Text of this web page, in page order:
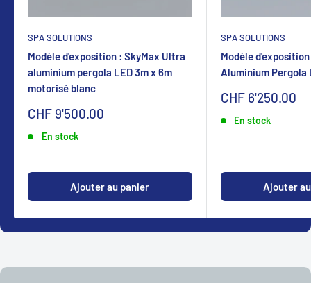
SPA SOLUTIONS
Modèle d'exposition : SkyMax Ultra
aluminium pergola LED 3m x 6m
motorisé blanc
Sonderpreis
CHF 9'500.00
En stock
Ajouter au panier
SPA SOLUTIONS
Modèle
Aluminium Pergola
Sonderpreis
CHF 6'250.00
En stock
Ajouter